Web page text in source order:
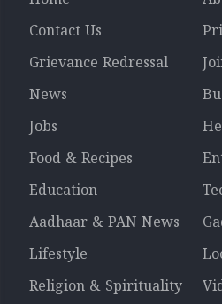
Contact Us
Grievance Redressal
News
Jobs
Food & Recipes
Education
Aadhaar & PAN News
Lifestyle
Religion & Spirituality